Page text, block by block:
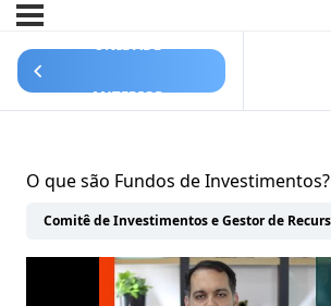
UNIDADE
ANTERIOR
O que são Fundos de Investimentos?